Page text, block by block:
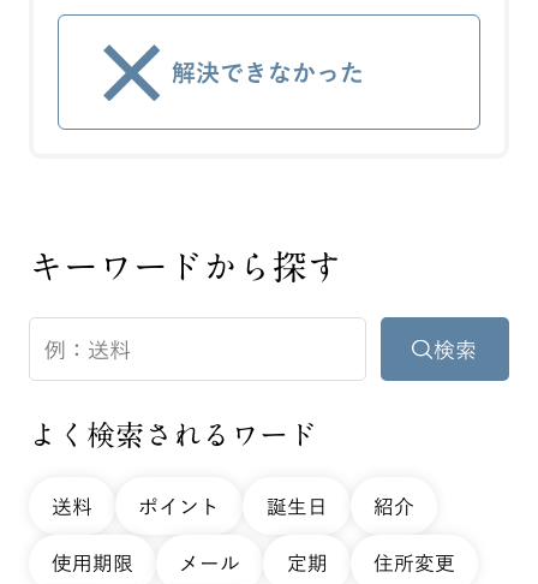
解決できなかった
キーワードから探す
よく検索されるワード
送料 ポイント 誕生日 紹介
使用期限 メール 定期 住所変更